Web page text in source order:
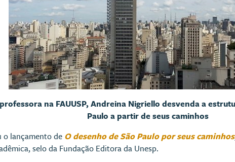
na FAUUSP, Andreina Nigriello desvenda a
Paulo a partir de seus caminhos
o lançamento de O desenho de São Paulo por seus caminhos
selo da Fundação Editora da Unesp.